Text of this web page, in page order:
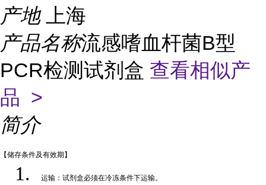
产地
上海
产品名称流感嗜血杆菌B型
PCR检测试剂盒 查看相似产
品 >
简介
【储存条件及有效期】
1.运输：试剂盒必须在冷冻条件下运输。